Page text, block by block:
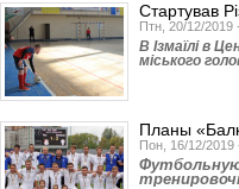
Стартував
Птн, 20/12/2019
В Ізмаїлі в
міського
Планы
Пон, 16/12/2019